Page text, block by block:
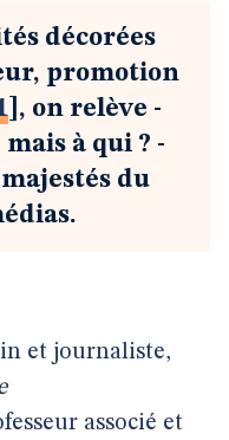
décorées
promotion
, on relève -
à qui ? -
du
et journaliste,
associé et